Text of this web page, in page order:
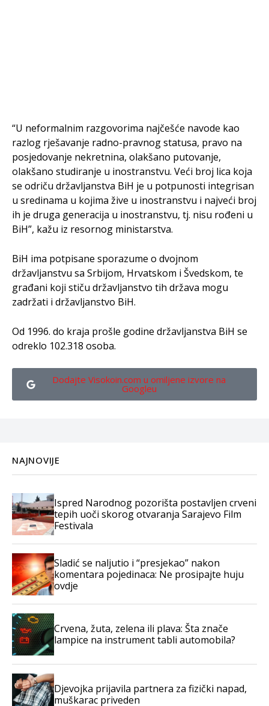
“U neformalnim razgovorima najčešće navode kao
razlog rješavanje radno-pravnog statusa, pravo na
posjedovanje nekretnina, olakšano putovanje,
olakšano studiranje u inostranstvu. Veći broj lica koja
se odriču državljanstva BiH je u potpunosti integrisan
u sredinama u kojima žive u inostranstvu i najveći broj
ih je druga generacija u inostranstvu, tj. nisu rođeni u
BiH”, kažu iz resornog ministarstva.
BiH ima potpisane sporazume o dvojnom
državljanstvu sa Srbijom, Hrvatskom i Švedskom, te
građani koji stiču državljanstvo tih država mogu
zadržati i državljanstvo BiH.
Od 1996. do kraja prošle godine državljanstva BiH se
odreklo 102.318 osoba.
Dodajte Visokoin.com u omiljene izvore na
Googleu
NAJNOVIJE
Ispred Narodnog pozorišta postavljen crveni
tepih uoči skorog otvaranja Sarajevo Film
Festivala
Sladić se naljutio i “presjekao” nakon
komentara pojedinaca: Ne prosipajte huju
ovdje
Crvena, žuta, zelena ili plava: Šta znače
lampice na instrument tabli automobila?
Djevojka prijavila partnera za fizički napad,
muškarac priveden